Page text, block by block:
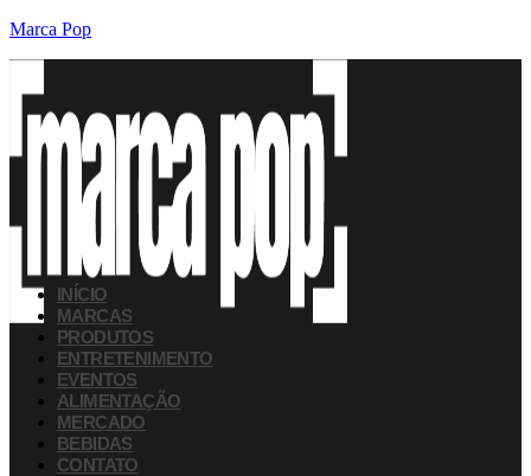
Marca Pop
INÍCIO
MARCAS
PRODUTOS
ENTRETENIMENTO
EVENTOS
ALIMENTAÇÃO
MERCADO
BEBIDAS
CONTATO